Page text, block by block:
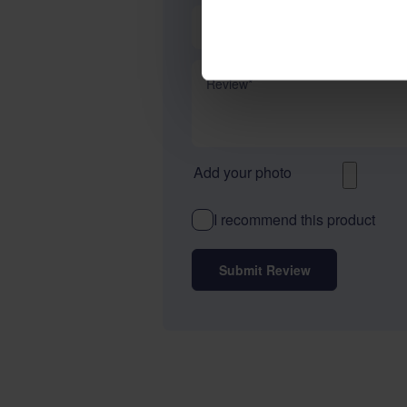
Review
Add your photo
I recommend this product
Submit Review